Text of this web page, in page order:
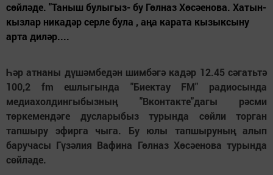
сөйләде. "Таныш булыгыз- бу Гөлназ Хөсәенова. Хатын-
кызлар никадәр серле була , аңа карата кызыксыну
арта диләр....
Һәр атнаны дүшәмбедән шимбәгә кадәр 12.45 сәгатьтә
100,2 fm ешлыгында "Биектау FM" радиосында
медиахолдингыбызның "Вконтакте"дагы рәсми
төркемендәге дусларыбыз турында сөйли торган
тапшыру эфирга чыга. Бу юлы тапшыруның алып
баручасы Гүзәлия Вафина Гөлназ Хөсәенова турында
сөйләде.